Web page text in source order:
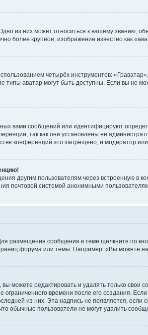
из них может относиться к вашему званию,
более крупное, изображение известно как
четырёх инструментов:
типы аватар могут быть доступны. Если вы не
вами сообщений или идентифицируют
так как они установлены её
конференций это запрещено, и модератор
другим пользователям через встроенную в
почтовой системой анонимными
размещения сообщения в теме щёлкните по
форума или темы. Например: «Вы можете
можете редактировать и удалять только
ограниченного времени после его создания.
из них. Эта надпись не появляется,
обычные пользователи не могут удалить